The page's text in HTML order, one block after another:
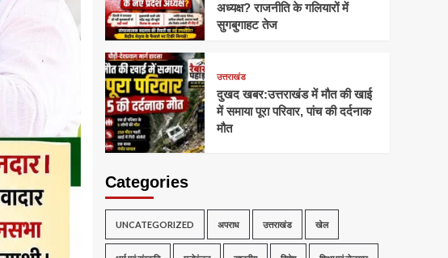
अध्यक्ष? राजनीति के गलियारों में
सुगबुगाहट तेज
उत्तराखंड
दुखद खबर:उत्तराखंड में मौत की खाई
में समाया पूरा परिवार, पांच की दर्दनाक
मौत
Categories
UNCATEGORIZED अपराध उत्तराखंड खेल